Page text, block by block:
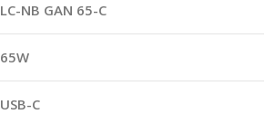
LC-NB GAN 65-C
65W
USB-C